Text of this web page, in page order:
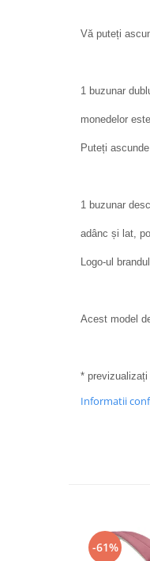
Vă puteți
1 buzunar
monedelor
Puteți
1 buzunar
adânc și lat,
Logo-ul
Acest model
* previzualizați
Informatii
-61%